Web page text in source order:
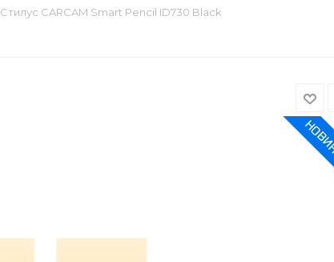
Стилус CARCAM Smart Pencil ID730 Black